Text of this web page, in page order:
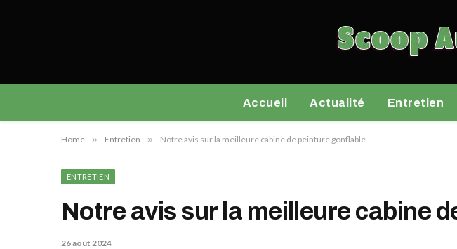
Accueil Actualité Entretien
Home » Entretien » Notre avis sur la meilleure cabine de peinture gonflable
ENTRETIEN
Notre avis sur la meilleure cabine
26 août 2024